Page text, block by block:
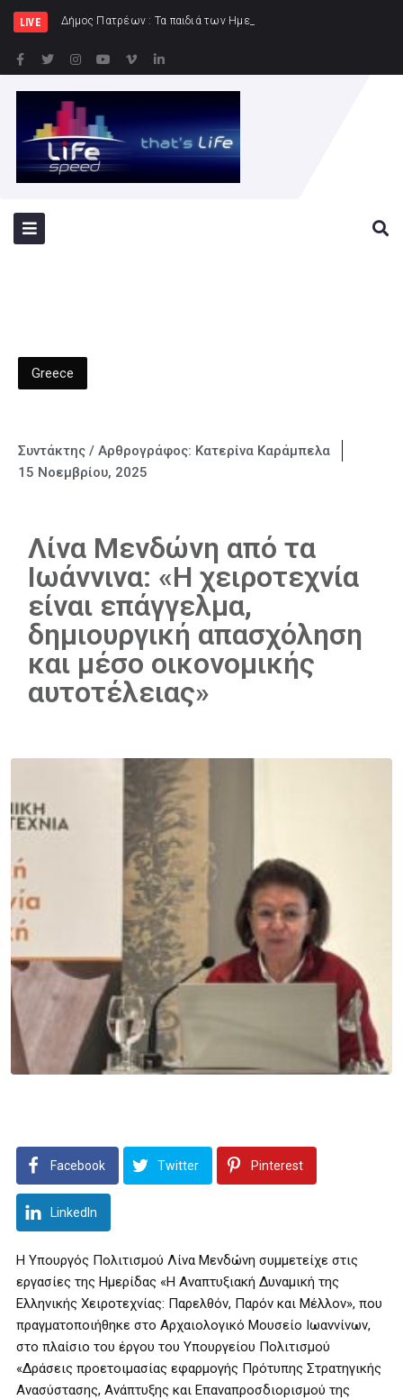
LIVE
Greece
Συντάκτης / Αρθρογράφος: Κατερίνα Καράμπελα
15 Νοεμβρίου, 2025
Λίνα Μενδώνη από τα
Ιωάννινα: «Η χειροτεχνία
είναι επάγγελμα,
δημιουργική απασχόληση
και μέσο οικονομικής
αυτοτέλειας»
Facebook Twitter Pinterest
LinkedIn
Η Υπουργός Πολιτισμού Λίνα Μενδώνη συμμετείχε στις
εργασίες της Ημερίδας «Η Αναπτυξιακή Δυναμική της
Ελληνικής Χειροτεχνίας: Παρελθόν, Παρόν και Μέλλον», που
πραγματοποιήθηκε στο Αρχαιολογικό Μουσείο Ιωαννίνων,
στο πλαίσιο του έργου του Υπουργείου Πολιτισμού
«Δράσεις προετοιμασίας εφαρμογής Πρότυπης Στρατηγικής
Ανασύστασης, Ανάπτυξης και Επαναπροσδιορισμού της